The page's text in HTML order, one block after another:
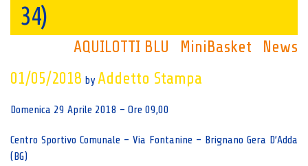
34)
AQUILOTTI BLU MiniBasket
News
01/05/2018 by Addetto Stampa
Domenica 29 Aprile 2018 – Ore 09,00
Centro Sportivo Comunale – Via Fontanine – Brignano Gera D’Adda
(BG)